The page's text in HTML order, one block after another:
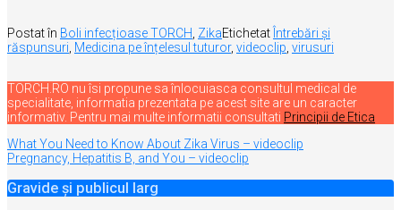
Postat în Boli infecțioase TORCH ZikaEtichetatÎntrebări și
răspunsuri Medicina pe înțelesul tuturor, videoclip virusuri
TORCH.RO nu îsi propune sa înlocuiasca consultul medical de
specialitate, informatia prezentata pe acest site are un caracter
informativ. Pentru mai multe informatii consultati Principii de Etica
Navigare
în
articole
What You Need to Know About Zika Virus – videoclip
Pregnancy, Hepatitis B, and You – videoclip
Gravide și publicul larg